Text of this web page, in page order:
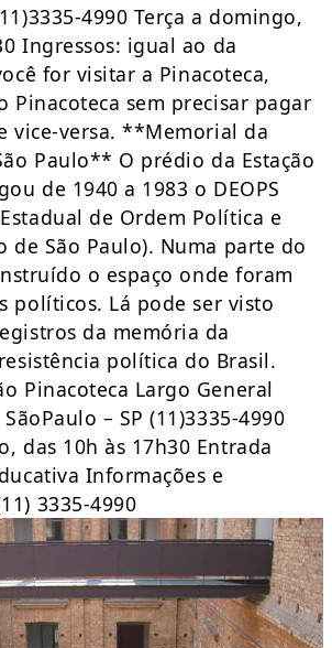
4990 Terça a domingo,
Ingressos: igual ao da
for visitar a Pinacoteca,
Pinacoteca sem precisar pagar
vice-versa. **Memorial da
Paulo** O prédio da Estação
de 1940 a 1983 o DEOPS
de Ordem Política e
de São Paulo). Numa parte do
o espaço onde foram
políticos. Lá pode ser visto
da memória da
política do Brasil.
Pinacoteca Largo General
– SP (11)3335-4990
das 10h às 17h30 Entrada
Informações e
3335-4990